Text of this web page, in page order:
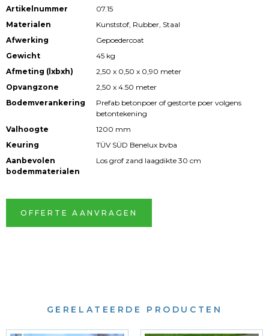
Artikelnummer
07.15
Materialen
Kunststof, Rubber, Staal
Afwerking
Gepoedercoat
Gewicht
45 kg
Afmeting (lxbxh)
2,50 x 0,50 x 0,90 meter
Opvangzone
2,50 x 4.50 meter
Bodemverankering
Prefab betonpoer of gestorte poer volgens
betontekening
Valhoogte
1200 mm
Keuring
TÜV SÜD Benelux bvba
Aanbevolen
bodemmaterialen
Los grof zand laagdikte 30 cm
OFFERTE AANVRAGEN
GERELATEERDE PRODUCTEN